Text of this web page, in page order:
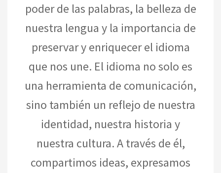
poder de las palabras, la belleza de
nuestra lengua y la importancia de
preservar y enriquecer el idioma
que nos une. El idioma no solo es
una herramienta de comunicación,
sino también un reflejo de nuestra
identidad, nuestra historia y
nuestra cultura. A través de él,
compartimos ideas, expresamos